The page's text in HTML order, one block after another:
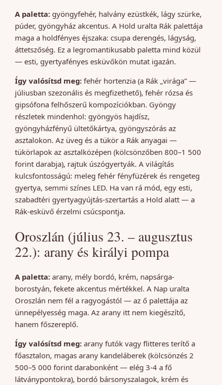
A paletta: gyöngyfehér, halvány ezüstkék, lágy szürke,
púder, gyöngyház akcentus. A Hold uralta Rák palettája
maga a holdfényes éjszaka: csupa derengés, lágyság,
áttetszőség. Ez a legromantikusabb paletta mind közül
— esti, gyertyafényes esküvőkön mutat igazán.
Így valósítsd meg: fehér hortenzia (a Rák „virága” —
júliusban szezonális és megfizethető), fehér rózsa és
gipsófona felhőszerű kompozíciókban. Gyöngy
részletek mindenhol: gyöngyös hajdísz,
gyöngyházfényű ültetőkártya, gyöngyszórás az
asztalokon. Az üveg és a tükör a Rák anyagai —
tükörlapok az asztalközépen (kölcsönzőben 800–1 500
forint darabja), rajtuk úszógyertyák. A világítás
kulcsfontosságú: meleg fehér fényfüzérek és rengeteg
gyertya, semmi színes LED. Ha van rá mód, egy esti,
szabadtéri gyertyagyújtás-szertartás a Hold alatt — a
Rák-esküvő érzelmi csúcspontja.
Oroszlán (július 23. – augusztus
22.): arany és királyi pompa
A paletta: arany, mély bordó, krém, napsárga-
borostyán, fekete akcentus mértékkel. A Nap uralta
Oroszlán nem fél a ragyogástól — az ő palettája az
ünnepélyesség maga. Az arany itt nem kiegészítő,
hanem főszereplő.
Így valósítsd meg: arany futók vagy flitteres terítő a
főasztalon, magas arany kandeláberek (kölcsönzés 2
500–5 000 forint darabonként — elég 3-4 a fő
látványpontokra), bordó bársonyszalagok, krém és